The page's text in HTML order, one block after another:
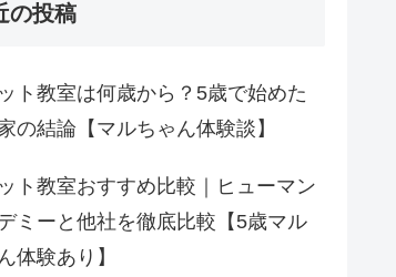
の投稿
ト教室は何歳から？5歳で始めた
の結論【マルちゃん体験談】
ト教室おすすめ比較｜ヒューマン
ミーと他社を徹底比較【5歳マル
体験あり】